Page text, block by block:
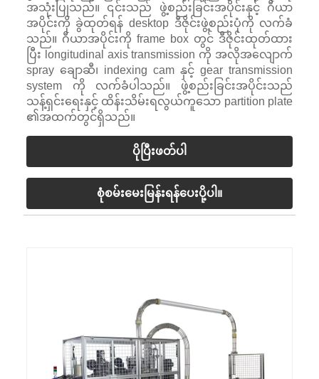
အသုံးပြုသည်။ ၎င်းသည် ဖွဲ့စည်းခြင်းအပိုင်းနှင့် ဂီယာ
အပိုင်းကို ခွဲထုတ်ရန် desktop ဒီဇိုင်းဖွဲ့စည်းပုံကို လက်ခံ
သည်။ ဂီယာအပိုင်းကို frame box တွင် ဒီဇိုင်းထုတ်ထား
ပြီး longitudinal axis transmission ကို အလိုအလျောက်
spray ချောဆီ၊ indexing cam နှင့် gear transmission
system ကို လက်ခံပါသည်။ ဖွဲ့စည်းခြင်းအပိုင်းသည်
သန့်ရှင်းရေးနှင့် ထိန်းသိမ်းရလွယ်ကူသော partition plate
၏အထက်တွင်ရှိသည်။
ပိုပြီးဖတ်ပါ
စုံစမ်းမေးမြန်းရန်ပေးပို့ပါ။